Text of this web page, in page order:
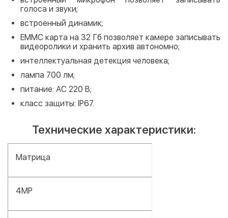
голоса и звуки;
встроенный динамик;
EMMC карта на 32 Гб позволяет камере записывать
видеоролики и хранить архив автономно;
интеллектуальная детекция человека;
лампа 700 лм;
питание: АС 220 В;
класс защиты: IP67.
Технические характеристики:
Матрица
4MP